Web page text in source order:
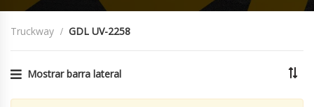
Truckway GDL UV-2258
Mostrar barra lateral